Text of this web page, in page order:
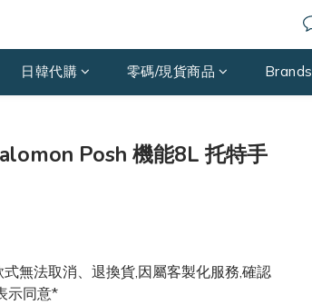
日韓代購 零碼/現貨商品 Brands
Posh 機能8L 托特手
無法取消、退換貨,因屬客製化服務,確認
示同意*